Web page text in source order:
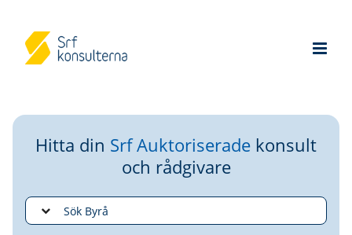
Hitta din Srf Auktoriserade konsult
och rådgivare